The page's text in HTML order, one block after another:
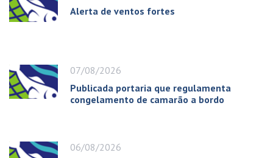
Alerta de ventos fortes
07/08/2026
Publicada portaria que regulamenta
congelamento de camarão a bordo
06/08/2026